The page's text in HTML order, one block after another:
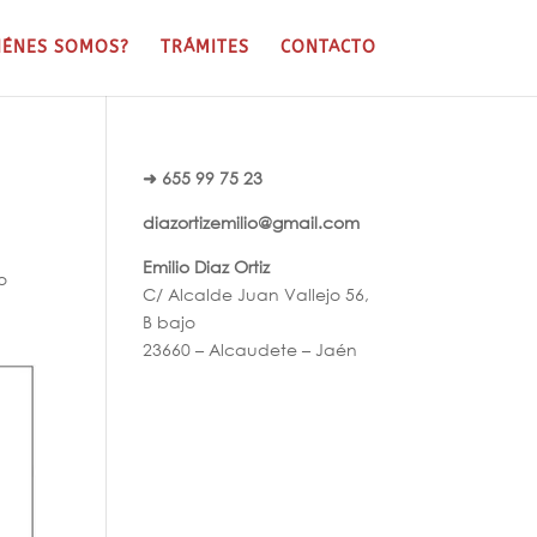
SOMOS? TRÁMITES CONTACTO
➜ 655 99 75 23
diazortizemilio@gmail.com
Emilio Diaz Ortiz
C/ Alcalde Juan Vallejo 56,
B bajo
23660 – Alcaudete – Jaén